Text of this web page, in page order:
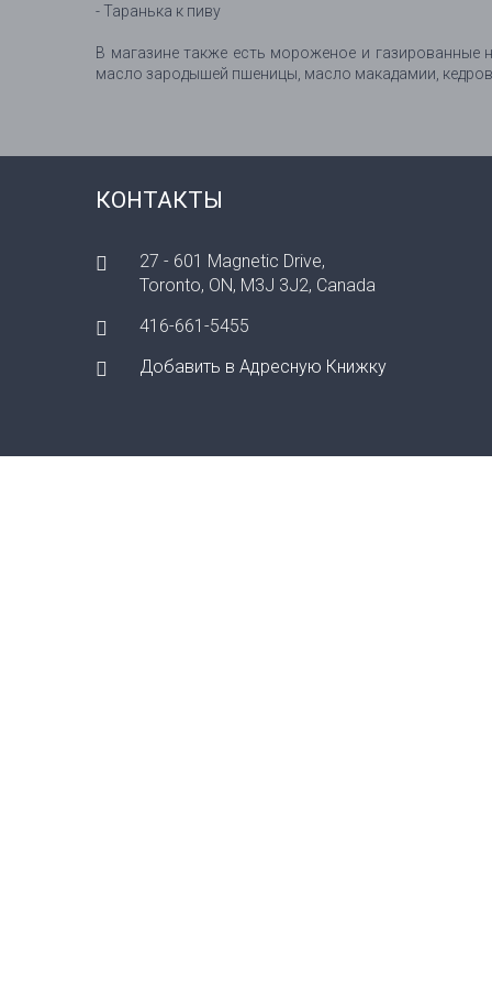
- Таранька к пиву
В магазине также есть мороженое и газированные
масло зародышей пшеницы, масло макадамии,
КОНТАКТЫ
27 - 601 Magnetic Drive,
Toronto, ON, M3J 3J2, Canada
416-661-5455
Добавить в Адресную Книжку